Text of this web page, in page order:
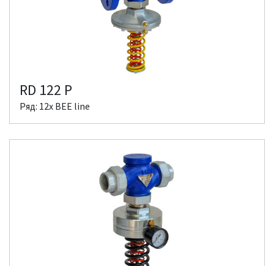
RD 122 P
Ряд: 12x BEE line